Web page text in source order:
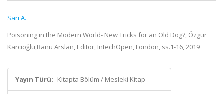
Sarı A.
Poisoning in the Modern World- New Tricks for an Old Dog?, Özgür
Karcıoğlu,Banu Arslan, Editör, IntechOpen, London, ss.1-16, 2019
Yayın Türü: Kitapta Bölüm / Mesleki Kitap